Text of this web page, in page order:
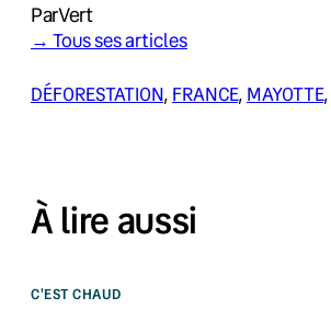
ParVert
→ Tous ses articles
DÉFORESTATION, FRANCE, MAYOTTE,
À lire aussi
C'EST CHAUD